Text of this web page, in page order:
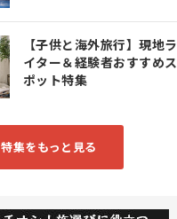
【子供と海外旅行】現地ラ
イター＆経験者おすすめス
ポット特集
特集をもっと見る